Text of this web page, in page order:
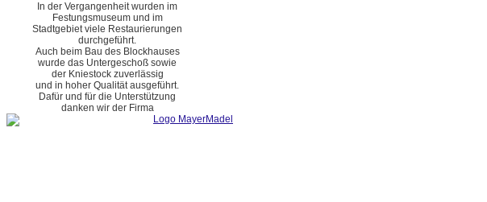
In der Vergangenheit wurden im
Festungsmuseum und im
Stadtgebiet viele Restaurierungen
durchgeführt.
Auch beim Bau des Blockhauses
wurde das Untergeschoß sowie
der Kniestock zuverlässig
und in hoher Qualität ausgeführt.
Dafür und für die Unterstützung
danken wir der Firma